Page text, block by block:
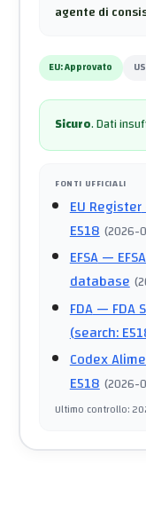
agente di
EU:Approvato
Sicuro.Dati
FONTI UFFICIALI
EU Register
E518 (2026-
EFSA—
database (
FDA— FDA
(search:
Codex
E518 (2026-
Ultimo controllo: